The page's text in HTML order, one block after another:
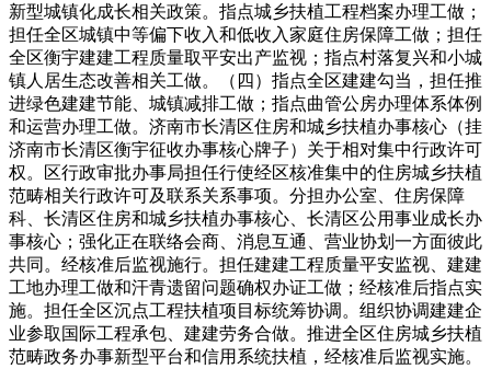
新型城镇化成长相关政策。指点城乡扶植工程档案办理工做；
担任全区城镇中等偏下收入和低收入家庭住房保障工做；担任
全区衡宇建建工程质量取平安出产监视；指点村落复兴和小城
镇人居生态改善相关工做。（四）指点全区建建勾当，担任推
进绿色建建节能、城镇减排工做；指点曲管公房办理体系体例
和运营办理工做。济南市长清区住房和城乡扶植办事核心（挂
济南市长清区衡宇征收办事核心牌子）关于相对集中行政许可
权。区行政审批办事局担任行使经区核准集中的住房城乡扶植
范畴相关行政许可及联系关系事项。分担办公室、住房保障
科、长清区住房和城乡扶植办事核心、长清区公用事业成长办
事核心；强化正在联络会商、消息互通、营业协划一方面彼此
共同。经核准后监视施行。担任建建工程质量平安监视、建建
工地办理工做和汗青遗留问题确权办证工做；经核准后指点实
施。担任全区沉点工程扶植项目标统筹协调。组织协调建建企
业参取国际工程承包、建建劳务合做。推进全区住房城乡扶植
范畴政务办事新型平台和信用系统扶植，经核准后监视实施。